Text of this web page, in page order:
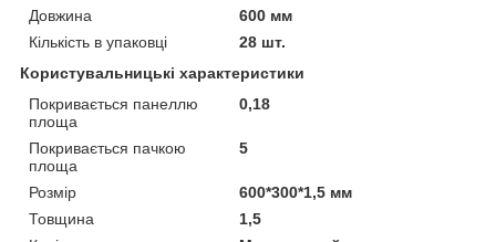
Довжина
600 мм
Кількість в упаковці
28 шт.
Користувальницькі характеристики
Покривається панеллю
площа
0,18
Покривається пачкою
площа
5
Розмір
600*300*1,5 мм
Товщина
1,5